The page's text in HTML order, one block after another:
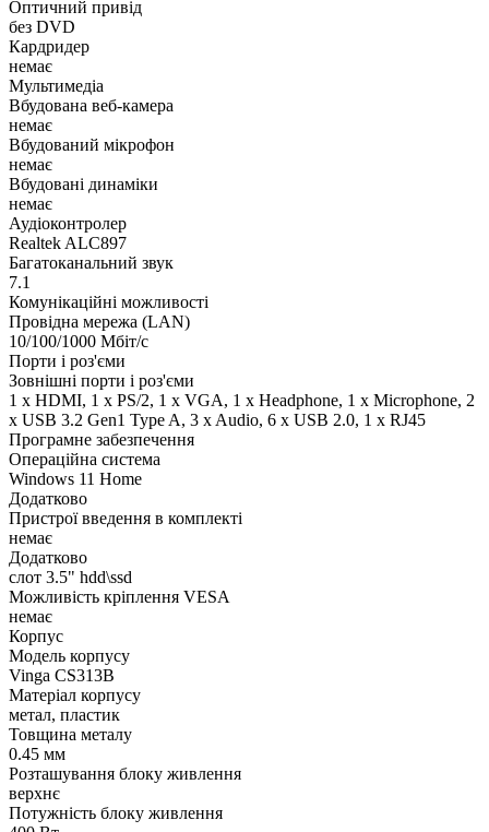
Оптичний привід
без DVD
Кардридер
немає
Мультимедіа
Вбудована веб-камера
немає
Вбудований мікрофон
немає
Вбудовані динаміки
немає
Аудіоконтролер
Realtek ALC897
Багатоканальний звук
7.1
Комунікаційні можливості
Провідна мережа (LAN)
10/100/1000 Мбіт/с
Порти і роз'єми
Зовнішні порти і роз'єми
1 x HDMI, 1 x PS/2, 1 x VGA, 1 x Нeadphone, 1 х Microphone, 2
x USB 3.2 Gen1 Type A, 3 x Audio, 6 x USB 2.0, 1 x RJ45
Програмне забезпечення
Операційна система
Windows 11 Home
Додатково
Пристрої введення в комплекті
немає
Додатково
слот 3.5" hdd\ssd
Можливість кріплення VESA
немає
Корпус
Модель корпусу
Vinga CS313B
Матеріал корпусу
метал, пластик
Товщина металу
0.45 мм
Розташування блоку живлення
верхнє
Потужність блоку живлення